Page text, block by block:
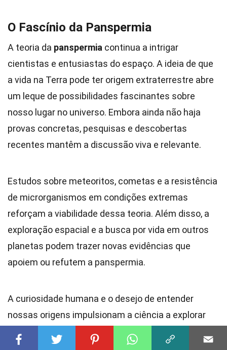
O Fascínio da Panspermia
A teoria da panspermia continua a intrigar
cientistas e entusiastas do espaço. A ideia de que
a vida na Terra pode ter origem extraterrestre abre
um leque de possibilidades fascinantes sobre
nosso lugar no universo. Embora ainda não haja
provas concretas, pesquisas e descobertas
recentes mantêm a discussão viva e relevante.
Estudos sobre meteoritos, cometas e a resistência
de microrganismos em condições extremas
reforçam a viabilidade dessa teoria. Além disso, a
exploração espacial e a busca por vida em outros
planetas podem trazer novas evidências que
apoiem ou refutem a panspermia.
A curiosidade humana e o desejo de entender
nossas origens impulsionam a ciência a explorar
descobrir que não estamos sozinhos no cosmos e